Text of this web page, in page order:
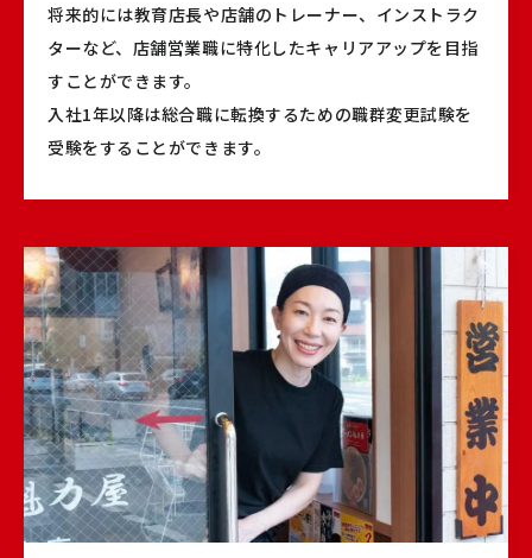
将来的には教育店長や店舗のトレーナー、インストラク
ターなど、店舗営業職に特化したキャリアアップを目指
すことができます。
入社1年以降は総合職に転換するための職群変更試験を
受験をすることができます。